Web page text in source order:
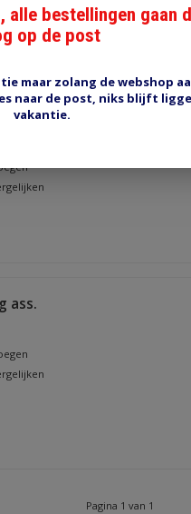
ass.
Pagina 1 van 1
alle bestellingen gaan
op de post
maar zolang de webshop
naar de post, niks blijft
vakantie.